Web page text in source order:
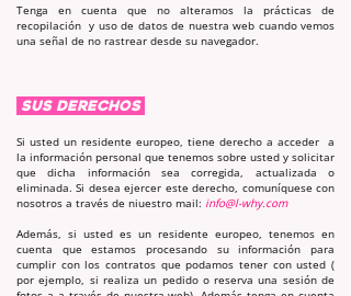
Tenga en cuenta que no alteramos la prácticas de
recopilación y uso de datos de nuestra web cuando vemos
una señal de no rastrear desde su navegador.
SUS DERECHOS
Si usted un residente europeo, tiene derecho a acceder a
la información personal que tenemos sobre usted y solicitar
que dicha información sea corregida, actualizada o
eliminada. Si desea ejercer este derecho, comuníquese con
nosotros a través de niuestro mail: info@l-why.com
Además, si usted es un residente europeo, tenemos en
cuenta que estamos procesando su información para
cumplir con los contratos que podamos tener con usted (
por ejemplo, si realiza un pedido o reserva una sesión de